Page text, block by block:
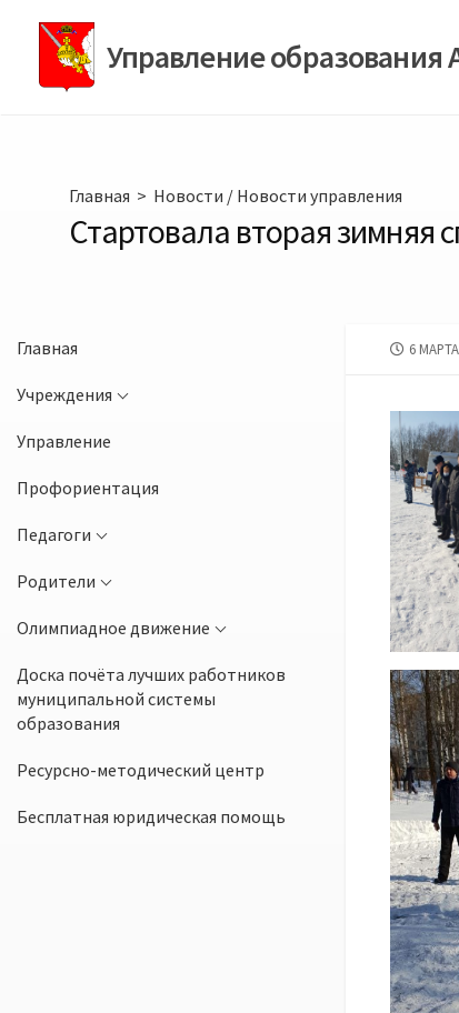
содержимомуУправление
Главная > Новости / Новости управления
Стартовала вторая зимняя
Главная
Учреждения
Управление
Профориентация
Педагоги
Родители
Олимпиадное движение
Доска почёта лучших работников
муниципальной системы
образования
Ресурсно-методический центр
Бесплатная юридическая помощь
ДАТА
6